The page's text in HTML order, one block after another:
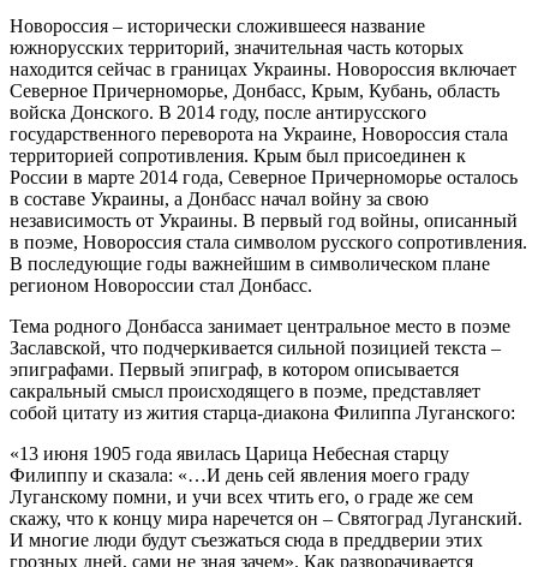
Новороссия – исторически сложившееся название
южнорусских территорий, значительная часть которых
находится сейчас в границах Украины. Новороссия включает
Северное Причерноморье, Донбасс, Крым, Кубань, область
войска Донского. В 2014 году, после антирусского
государственного переворота на Украине, Новороссия стала
территорией сопротивления. Крым был присоединен к
России в марте 2014 года, Северное Причерноморье осталось
в составе Украины, а Донбасс начал войну за свою
независимость от Украины. В первый год войны, описанный
в поэме, Новороссия стала символом русского сопротивления.
В последующие годы важнейшим в символическом плане
регионом Новороссии стал Донбасс.
Тема родного Донбасса занимает центральное место в поэме
Заславской, что подчеркивается сильной позицией текста –
эпиграфами. Первый эпиграф, в котором описывается
сакральный смысл происходящего в поэме, представляет
собой цитату из жития старца-диакона Филиппа Луганского:
«13 июня 1905 года явилась Царица Небесная старцу
Филиппу и сказала: «…И день сей явления моего граду
Луганскому помни, и учи всех чтить его, о граде же сем
скажу, что к концу мира наречется он – Святоград Луганский.
И многие люди будут съезжаться сюда в преддверии этих
грозных дней, сами не зная зачем». Как разворачивается